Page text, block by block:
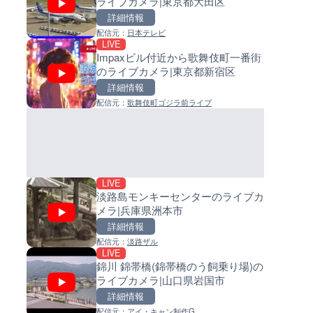
詳細情報
配信元： 日本テレビ
LIVE
Impaxビル付近から歌舞伎町一番街
のライブカメラ|東京都新宿区
詳細情報
配信元： 歌舞伎町ゴジラ前ライブ
LIVE
淡路島モンキーセンターのライブカ
メラ|兵庫県洲本市
詳細情報
配信元： 淡路ザル
LIVE
錦川 錦帯橋(錦帯橋のう飼乗り場)の
ライブカメラ|山口県岩国市
詳細情報
内海海水浴場のライブカメラ|
県南知多町
配信元：南知多町観光協会
手結港(YASU海の駅クラブ)の
ブカメラ|高知県香南市
小浦川水門付近から小浦海水
ライブカメラ|和歌山県日高町
配信元：日高町役場
導目木川 花立砂防堰堤下流の
ブカメラ|福岡県朝倉市